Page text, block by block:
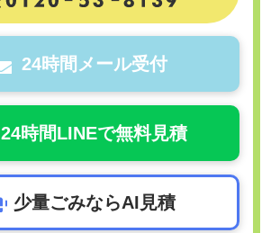
24時間メール受付
24時間LINEで無料見積
少量ごみならAI見積